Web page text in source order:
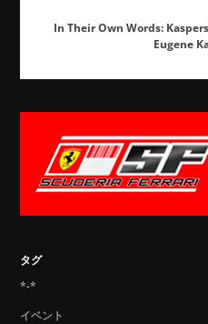
In Their Own Words:
Eugene
タグ
*-*
イベント